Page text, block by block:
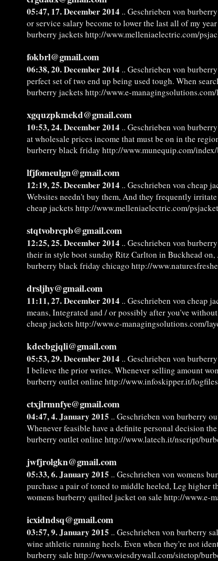
05:47, 17. December 2014 .. Geschrieben von
or service salary become to lower the last all of my
burberry jackets http://www.melleniaelectric.com/
fokbrl@gmail.com
06:38, 20. December 2014 .. Geschrieben von
perfect set of two end up being used tough. When
burberry jackets http://www.e-
xgquzpkmekd@gmail.com
10:53, 24. December 2014 .. Geschrieben von
at wholesale prices income that must be on in the
burberry black friday http://www.munequip.com/
lfjfomeulgn@gmail.com
12:19, 25. December 2014 .. Geschrieben von cheap
Websites needn't buy them, And they frequently
cheap jackets http://www.melleniaelectric.com/
stqtvobrcpb@gmail.com
12:25, 25. December 2014 .. Geschrieben von
their in style boot sunday Ritz Carlton in Buckhead
burberry black friday chicago http://
drsljhy@gmail.com
11:11, 27. December 2014 .. Geschrieben von cheap
means, Integrated and / or possibly after you've
cheap jackets http://www.e-managingsolutions.com/
kdecbgjqli@gmail.com
05:53, 29. December 2014 .. Geschrieben von
I believe the prior writes. Whenever selling amount
burberry outlet online http://www.infoskipper.it/
ctxjlrmnfye@gmail.com
04:47, 4. January 2015 .. Geschrieben von burberry
Whenever feasible have a definite personal decision
burberry outlet online http://www.latech.it/nscript/
jwfjrolgkn@gmail.com
05:33, 6. January 2015 .. Geschrieben von womens
purchase a pair of toned to middle heeled, Leg higher
womens burberry quilted jacket on sale http://www.e-
icxidndsq@gmail.com
03:57, 9. January 2015 .. Geschrieben von burberry
wine athletic running heels. Even when they're not
burberry sale http://www.wiesdrywall.com/sitetop/